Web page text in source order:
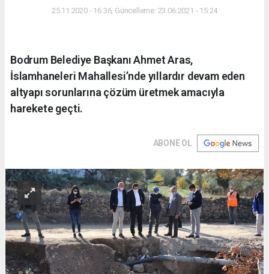
25.11.2020 - 16:36, Güncelleme: 23.06.2021 - 15:24
Bodrum Belediye Başkanı Ahmet Aras,
İslamhaneleri Mahallesi’nde yıllardır devam eden
altyapı sorunlarına çözüm üretmek amacıyla
harekete geçti.
ABONE OL